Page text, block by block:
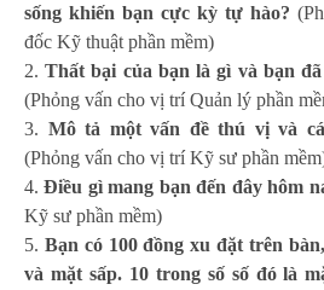
sống khiến bạn cực kỳ tự hào?
đốc Kỹ thuật phần mềm)
Thất bại của bạn là gì và bạn
(Phỏng vấn cho vị trí Quản lý phần
Mô tả một vấn đề thú vị và
(Phỏng vấn cho vị trí Kỹ sư phần
Điều gì mang bạn đến đây hôm
Kỹ sư phần mềm)
Bạn có 100 đồng xu đặt trên
và mặt sấp. 10 trong số số đó là